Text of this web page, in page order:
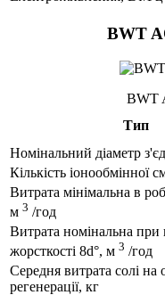
BWT
BWT
Тип
Номінальний діаметр
Кількість іонообмінної
Витрата мінімальна в
м 3 /год
Витрата номінальна при
жорсткості 8d°, м 3 /год
Середня витрата солі
регенерації, кг